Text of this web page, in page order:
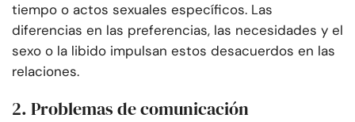
tiempo o actos sexuales específicos. Las
diferencias en las preferencias, las necesidades y el
sexo o la libido impulsan estos desacuerdos en las
relaciones.
2. Problemas de comunicación